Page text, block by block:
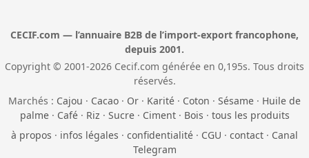
CECIF.com — l’annuaire B2B de l’import-export francophone,
depuis 2001.
Copyright © 2001-2026 Cecif.com générée en 0,195s. Tous droits
réservés.
Marchés : Cajou · Cacao · Or · Karité · Coton · Sésame · Huile de
palme· Café· Riz · Sucre· Ciment· Bois · tous les produits
à propos · infos légales · confidentialité · CGU · contact · Canal
Telegram